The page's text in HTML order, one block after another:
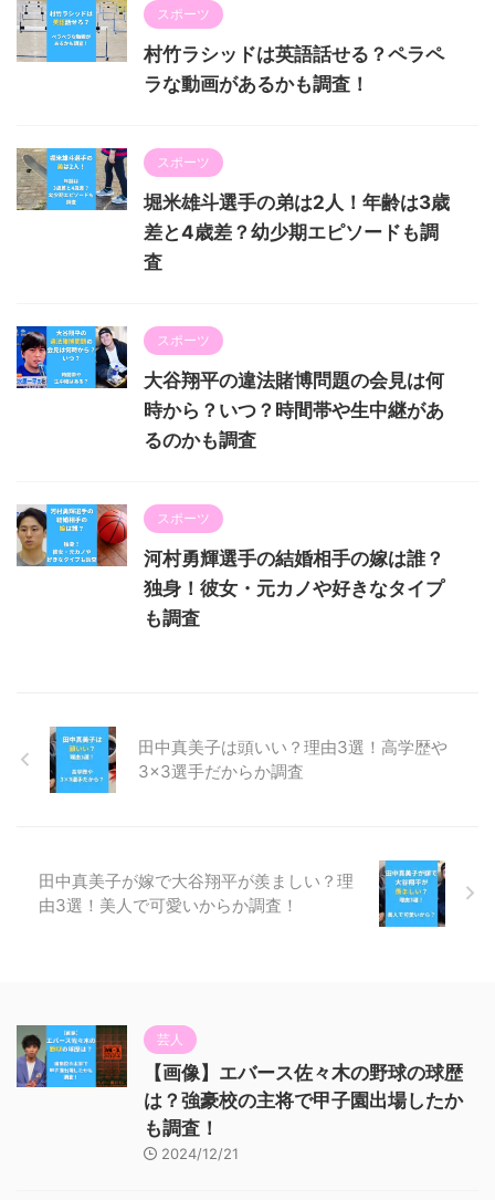
スポーツ
村竹ラシッドは英語話せる？ペラペ
ラな動画があるかも調査！
スポーツ
堀米雄斗選手の弟は2人！年齢は3歳
差と4歳差？幼少期エピソードも調
査
スポーツ
大谷翔平の違法賭博問題の会見は何
時から？いつ？時間帯や生中継があ
るのかも調査
スポーツ
河村勇輝選手の結婚相手の嫁は誰？
独身！彼女・元カノや好きなタイプ
も調査
田中真美子は頭いい？理由3選！高学歴や
3×3選手だからか調査
田中真美子が嫁で大谷翔平が羨ましい？理
由3選！美人で可愛いからか調査！
芸人
【画像】エバース佐々木の野球の球歴
は？強豪校の主将で甲子園出場したか
も調査！
2024/12/21